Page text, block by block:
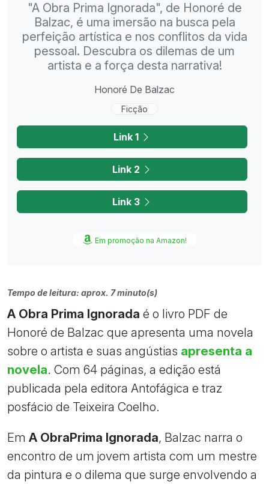
"A Obra Prima Ignorada", de Honoré de
Balzac, é uma imersão na busca pela
perfeição artística e nos conflitos da vida
pessoal. Descubra os dilemas de um
artista e a força desta narrativa!
Honoré De Balzac
Ficção
Link 1
Link 2
Link 3
Em promoção na Amazon!
Tempo de leitura: aprox. 7 minuto(s)
A Obra Prima Ignorada é o livro PDF de
Honoré de Balzac que apresenta uma novela
sobre o artista e suas angústias apresenta a
novela. Com 64 páginas, a edição está
publicada pela editora Antofágica e traz
posfácio de Teixeira Coelho.
Em A ObraPrima Ignorada, Balzac narra o
encontro de um jovem artista com um mestre
da pintura e o dilema que surge envolvendo a